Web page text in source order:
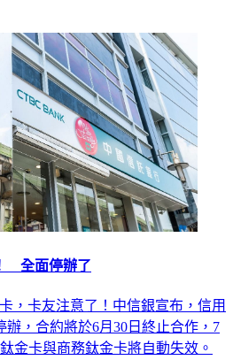
全面停辦了
，卡友注意了！中信銀宣布，信用
辦，合約將於6月30日終止合作，7
金卡與商務鈦金卡將自動失效。